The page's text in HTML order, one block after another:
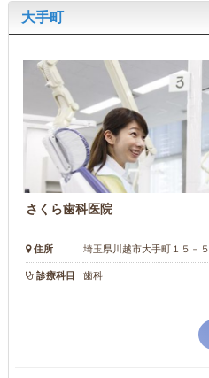
大手町
さくら歯科医院
住所 埼玉県川越市大手町１５－５
診療科目 歯科